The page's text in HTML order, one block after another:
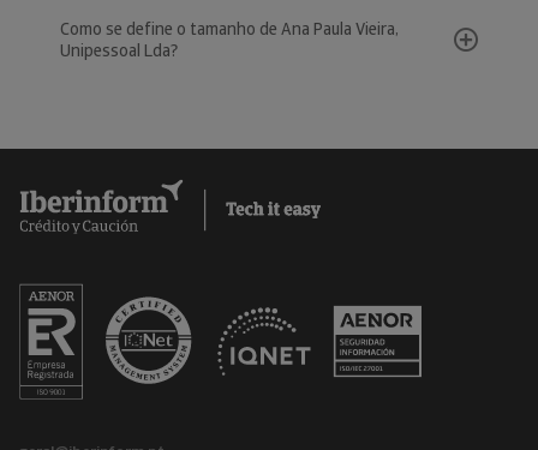
Como se define o tamanho de Ana Paula Vieira,
Unipessoal Lda?